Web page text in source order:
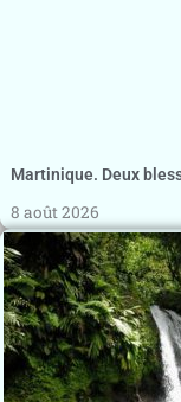
Martinique. Deux
8 août 2026